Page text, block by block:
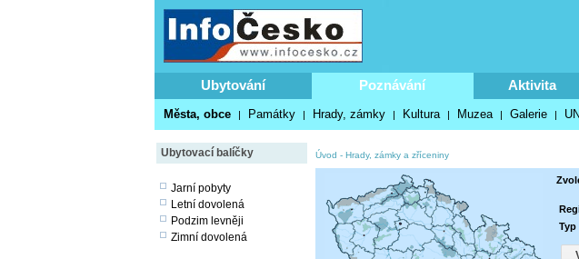
Ubytování Poznávání Aktivita
Města, obce | Památky | Hrady, zámky | Kultura | Muzea | Galerie |
Ubytovací balíčky
Jarní pobyty
Letní dovolená
Podzim levněji
Zimní dovolená
Úvod - Hrady, zámky a zříceniny
Typ